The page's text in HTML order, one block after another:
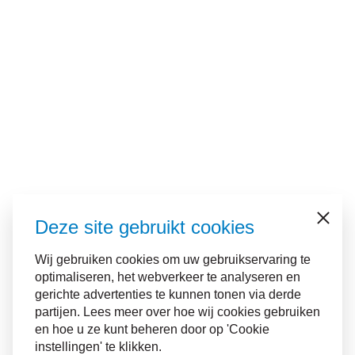
Deze site gebruikt cookies
Wij gebruiken cookies om uw gebruikservaring te
optimaliseren, het webverkeer te analyseren en
gerichte advertenties te kunnen tonen via derde
partijen. Lees meer over hoe wij cookies gebruiken
en hoe u ze kunt beheren door op 'Cookie
instellingen' te klikken.
Sluiten